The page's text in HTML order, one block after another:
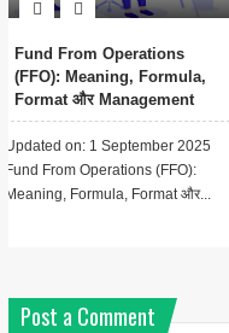
Conservatism Accounting
क्या है? Meaning, Importance,
Examples
Updated on: 17 August 2025 📑
Index - Conservatism Accounting
Complete Guide In Hindi Le...
Post a Comment